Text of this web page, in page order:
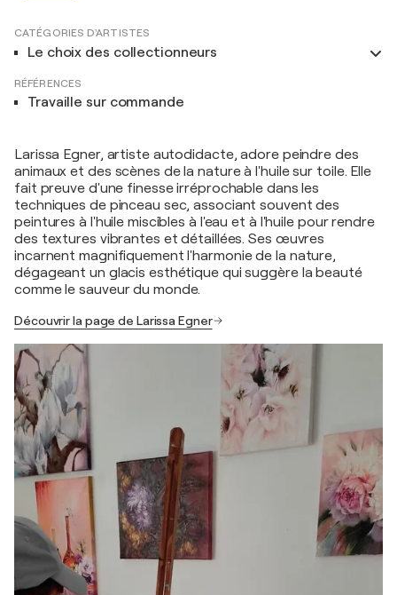
CATÉGORIES D'ARTISTES
Le choix des collectionneurs
RÉFÉRENCES
Travaille sur commande
Larissa Egner, artiste autodidacte, adore peindre des
animaux et des scènes de la nature à l'huile sur toile. Elle
fait preuve d'une finesse irréprochable dans les
techniques de pinceau sec, associant souvent des
peintures à l'huile miscibles à l'eau et à l'huile pour rendre
des textures vibrantes et détaillées. Ses œuvres
incarnent magnifiquement l'harmonie de la nature,
dégageant un glacis esthétique qui suggère la beauté
comme le sauveur du monde.
Découvrir la page de Larissa Egner